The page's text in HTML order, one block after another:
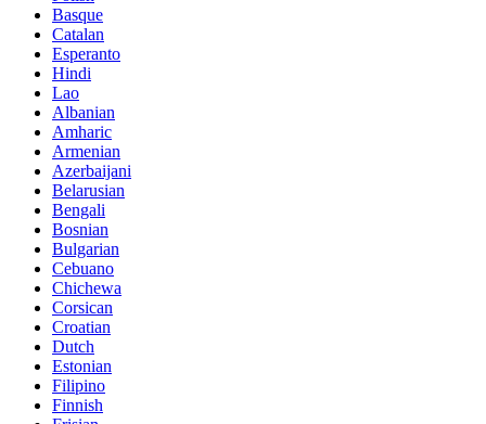
Basque
Catalan
Esperanto
Hindi
Lao
Albanian
Amharic
Armenian
Azerbaijani
Belarusian
Bengali
Bosnian
Bulgarian
Cebuano
Chichewa
Corsican
Croatian
Dutch
Estonian
Filipino
Finnish